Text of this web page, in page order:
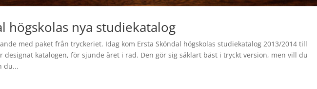
högskolas nya studiekatalog
med paket från tryckeriet. Idag kom Ersta Sköndal högskolas studiekatalog 2013/2014 till
designat katalogen, för sjunde året i rad. Den gör sig såklart bäst i tryckt version, men vill du
du...